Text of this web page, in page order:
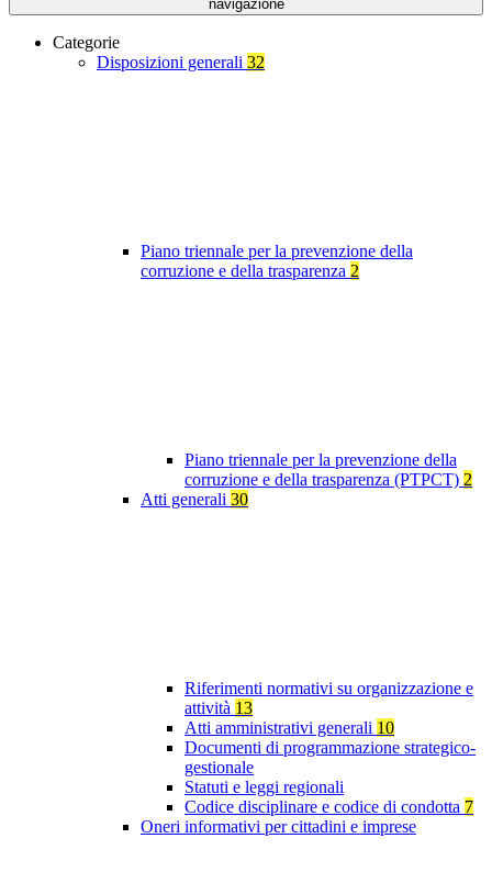
navigazione
Categorie
Disposizioni generali 32
Piano triennale per la prevenzione della
corruzione e della trasparenza 2
Piano triennale per la prevenzione della
corruzione e della trasparenza (PTPCT) 2
Atti generali 30
Riferimenti normativi su organizzazione e
attività 13
Atti amministrativi generali 10
Documenti di programmazione strategico-
gestionale
Statuti e leggi regionali
Codice disciplinare e codice di condotta 7
Oneri informativi per cittadini e imprese